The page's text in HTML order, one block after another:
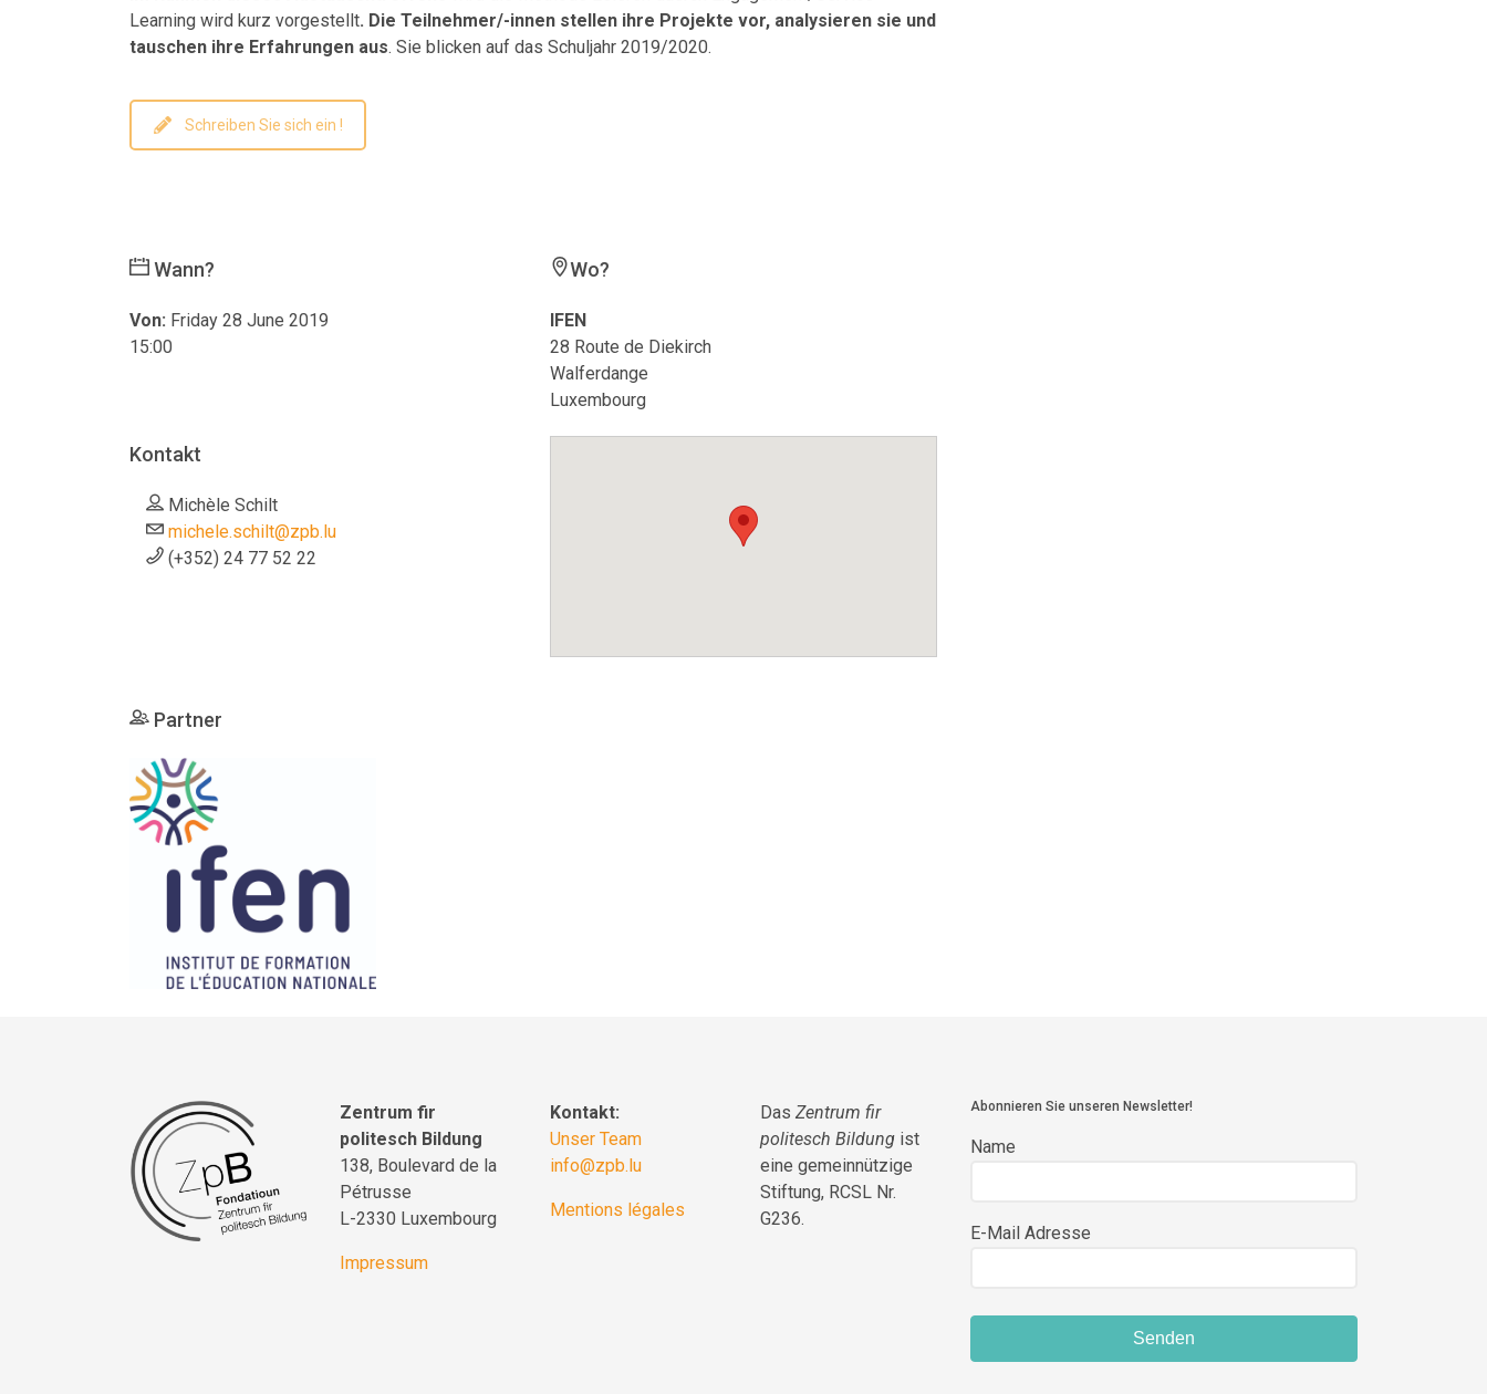
Learning wird kurz vorgestellt. Die Teilnehmer/-innen stellen ihre Projekte vor, analysieren sie und
tauschen ihre Erfahrungen aus. Sie blicken auf das Schuljahr 2019/2020.
Schreiben Sie sich ein !
Wann?
Von: Friday 28 June 2019
15:00
Kontakt
Michèle Schilt
michele.schilt@zpb.lu
(+352) 24 77 52 22
Wo?
IFEN
28 Route de Diekirch
Walferdange
Luxembourg
Partner
Zentrum fir
politesch Bildung
138, Boulevard de la
Pétrusse
L-2330 Luxembourg
Impressum
Kontakt:
Unser Team
info@zpb.lu
Mentions légales
Das Zentrum fir
politesch Bildung ist
eine gemeinnützige
Stiftung, RCSL Nr.
G236.
Abonnieren Sie unseren Newsletter!
Name
E-Mail Adresse
Senden